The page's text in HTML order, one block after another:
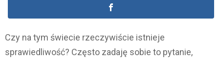
Czy na tym świecie rzeczywiście istnieje
sprawiedliwość? Często zadaję sobie to pytanie,